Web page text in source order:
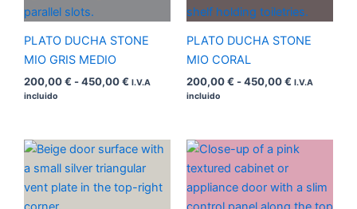
PLATO DUCHA STONE
MIO GRIS MEDIO
200,00€ -450,00€ I.V.A
incluido
PLATO DUCHA STONE
MIO CORAL
200,00€ -450,00€
450,00 €
I.V.A
incluido
Rango
precios:
desde
Rango
desde
200,00 €